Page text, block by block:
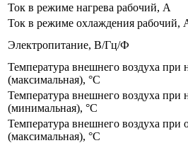
Ток в режиме нагрева рабочий, А
Ток в режиме охлаждения рабочий,
Электропитание, В/Гц/Ф
Температура внешнего воздуха при
(максимальная), °С
Температура внешнего воздуха при
(минимальная), °С
Температура внешнего воздуха при
(максимальная), °С